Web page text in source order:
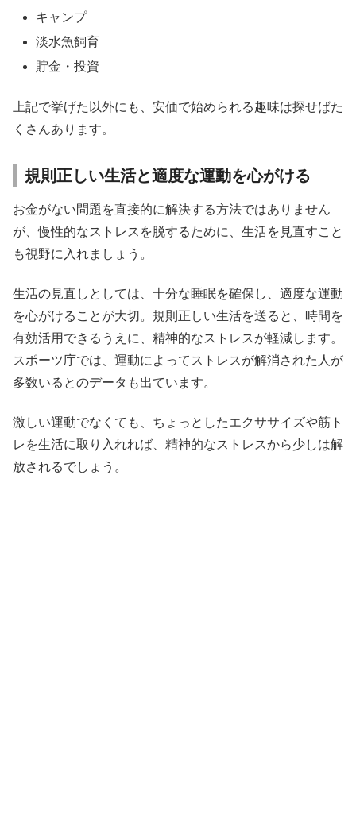
キャンプ
淡水魚飼育
貯金・投資
上記で挙げた以外にも、安価で始められる趣味は探せばた
くさんあります。
規則正しい生活と適度な運動を心がける
お金がない問題を直接的に解決する方法ではありません
が、慢性的なストレスを脱するために、生活を見直すこと
も視野に入れましょう。
生活の見直しとしては、十分な睡眠を確保し、適度な運動
を心がけることが大切。規則正しい生活を送ると、時間を
有効活用できるうえに、精神的なストレスが軽減します。
スポーツ庁では、運動によってストレスが解消された人が
多数いるとのデータも出ています。
激しい運動でなくても、ちょっとしたエクササイズや筋ト
レを生活に取り入れれば、精神的なストレスから少しは解
放されるでしょう。